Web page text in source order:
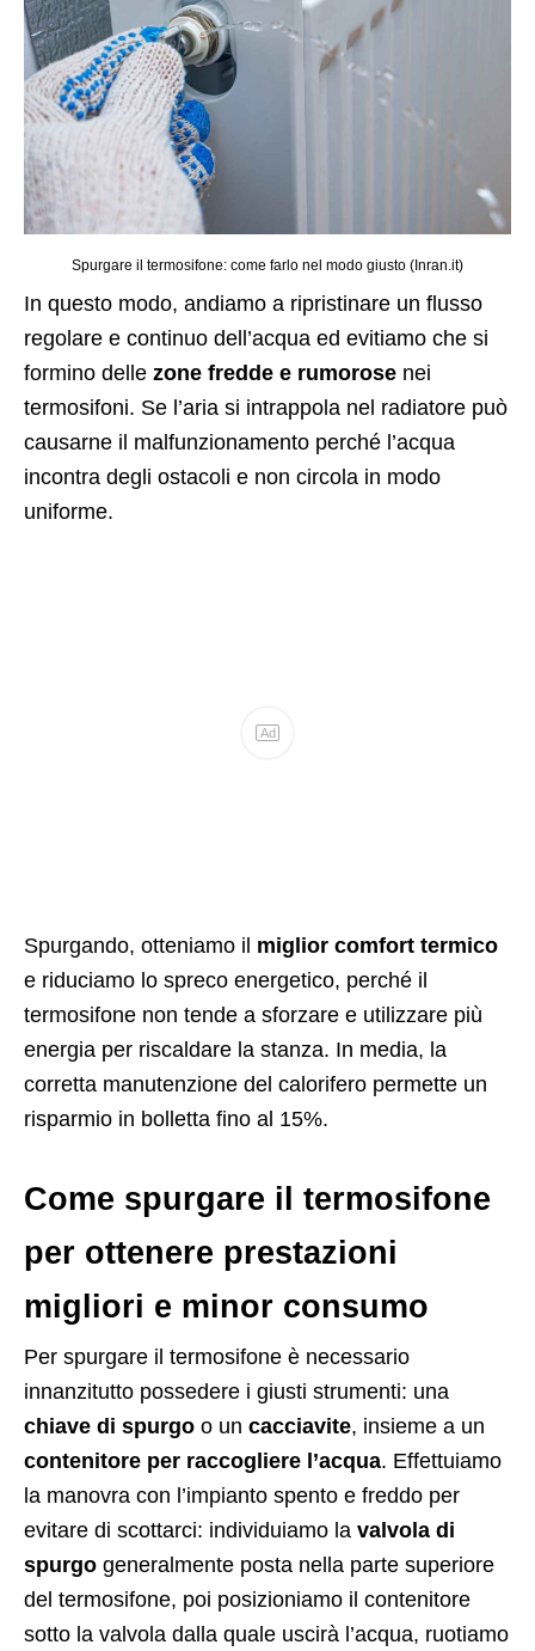
Spurgare il termosifone: come farlo nel modo giusto (Inran.it)
In questo modo, andiamo a ripristinare un flusso
regolare e continuo dell’acqua ed evitiamo che si
formino delle zone fredde e rumorose nei
termosifoni. Se l’aria si intrappola nel radiatore può
causarne il malfunzionamento perché l’acqua
incontra degli ostacoli e non circola in modo
uniforme.
Ad
Spurgando, otteniamo il miglior comfort termico
e riduciamo lo spreco energetico, perché il
termosifone non tende a sforzare e utilizzare più
energia per riscaldare la stanza. In media, la
corretta manutenzione del calorifero permette un
risparmio in bolletta fino al 15%.
Come spurgare il termosifone
per ottenere prestazioni
migliori e minor consumo
Per spurgare il termosifone è necessario
innanzitutto possedere i giusti strumenti: una
chiave di spurgo o un cacciavite, insieme a un
contenitore per raccogliere l’acqua. Effettuiamo
la manovra con l’impianto spento e freddo per
evitare di scottarci: individuiamo la valvola di
spurgo generalmente posta nella parte superiore
del termosifone, poi posizioniamo il contenitore
sotto la valvola dalla quale uscirà l’acqua, ruotiamo